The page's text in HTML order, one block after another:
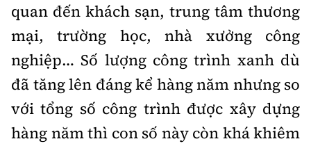
quan đến khách sạn, trung tâm thương
mại, trường học, nhà xưởng công
nghiệp… Số lượng công trình xanh dù
đã tăng lên đáng kể hàng năm nhưng so
với tổng số công trình được xây dựng
hàng năm thì con số này còn khá khiêm